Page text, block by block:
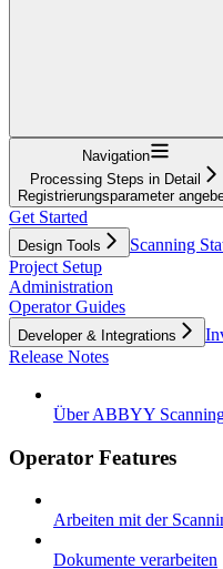
Navigation
Processing Steps in Detail
Registrierungsparameter
Get Started
Design Tools
Scanning
Project Setup
Administration
Operator Guides
Developer & Integrations
Release Notes
Über ABBYY
Operator Features
Arbeiten mit der
Dokumente verarbeiten